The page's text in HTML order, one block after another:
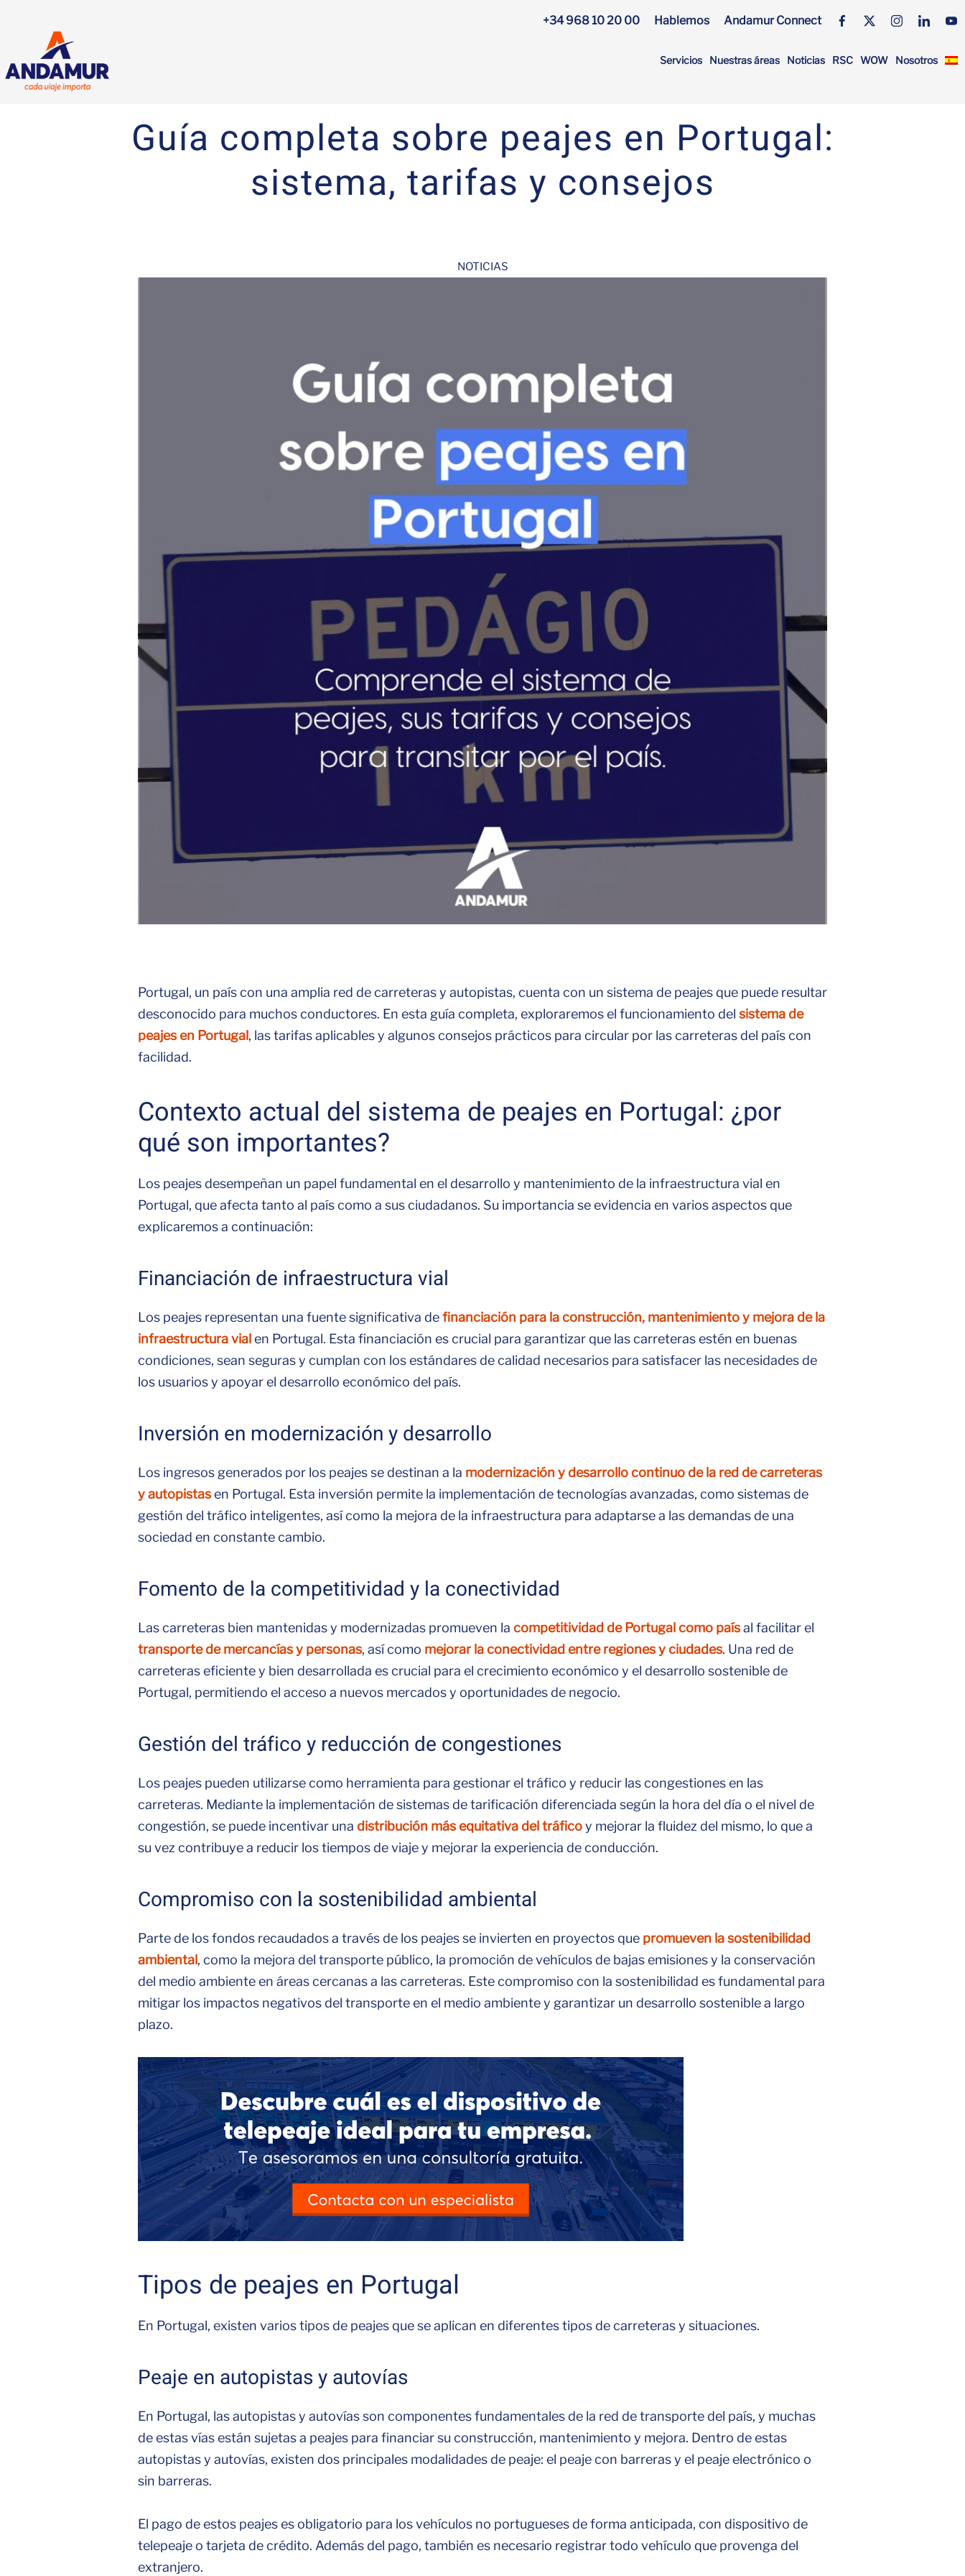
Servicios Nuestras áreas Noticias RSC WOW Nosotros
+34 968 10 20 00 Hablemos Andamur Connect
Guía completa sobre peajes en Portugal:
sistema, tarifas y consejos
NOTICIAS
Portugal, un país con una amplia red de carreteras y autopistas, cuenta con un sistema de peajes que puede resultar
desconocido para muchos conductores. En esta guía completa, exploraremos el funcionamiento del sistema de
peajes en Portugal , las tarifas aplicables y algunos consejos prácticos para circular por las carreteras del país con
facilidad.
Contexto actual del sistema de peajes en Portugal: ¿por
qué son importantes?
Los peajes desempeñan un papel fundamental en el desarrollo y mantenimiento de la infraestructura vial en
Portugal, que afecta tanto al país como a sus ciudadanos. Su importancia se evidencia en varios aspectos que
explicaremos a continuación:
Financiación de infraestructura vial
Los peajes representan una fuente significativa definanciación para la construcción, mantenimiento y mejora de la
infraestructura vial en Portugal. Esta financiación es crucial para garantizar que las carreteras estén en buenas
condiciones, sean seguras y cumplan con los estándares de calidad necesarios para satisfacer las necesidades de
los usuarios y apoyar el desarrollo económico del país.
Inversión en modernización y desarrollo
Los ingresos generados por los peajes se destinan a la modernización y desarrollo continuo de la red de carreteras
y autopistasen Portugal. Esta inversión permite la implementación de tecnologías avanzadas, como sistemas de
gestión del tráfico inteligentes, así como la mejora de la infraestructura para adaptarse a las demandas de una
sociedad en constante cambio.
Fomento de la competitividad y la conectividad
Las carreteras bien mantenidas y modernizadas promueven la competitividad de Portugal como paísal facilitar el
transporte de mercancías y personas, así como mejorar la conectividad entre regiones y ciudades. Una red de
carreteras eficiente y bien desarrollada es crucial para el crecimiento económico y el desarrollo sostenible de
Portugal, permitiendo el acceso a nuevos mercados y oportunidades de negocio.
Gestión del tráfico y reducción de congestiones
Los peajes pueden utilizarse como herramienta para gestionar el tráfico y reducir las congestiones en las
carreteras. Mediante la implementación de sistemas de tarificación diferenciada según la hora del día o el nivel de
congestión, se puede incentivar una distribución más equitativa del tráficoy mejorar la fluidez del mismo, lo que a
su vez contribuye a reducir los tiempos de viaje y mejorar la experiencia de conducción.
Compromiso con la sostenibilidad ambiental
Parte de los fondos recaudados a través de los peajes se invierten en proyectos que promueven la sostenibilidad
ambiental , como la mejora del transporte público, la promoción de vehículos de bajas emisiones y la conservación
del medio ambiente en áreas cercanas a las carreteras. Este compromiso con la sostenibilidad es fundamental para
mitigar los impactos negativos del transporte en el medio ambiente y garantizar un desarrollo sostenible a largo
plazo.
Tipos de peajes en Portugal
En Portugal, existen varios tipos de peajes que se aplican en diferentes tipos de carreteras y situaciones.
Peaje en autopistas y autovías
En Portugal, las autopistas y autovías son componentes fundamentales de la red de transporte del país, y muchas
de estas vías están sujetas a peajes para financiar su construcción, mantenimiento y mejora. Dentro de estas
autopistas y autovías, existen dos principales modalidades de peaje: el peaje con barreras y el peaje electrónico o
sin barreras.
El pago de estos peajes es obligatorio para los vehículos no portugueses de forma anticipada, con dispositivo de
telepeaje o tarjeta de crédito. Además del pago, también es necesario registrar todo vehículo que provenga del
extranjero.